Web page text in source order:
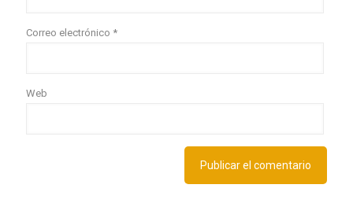
Correo electrónico *
Web